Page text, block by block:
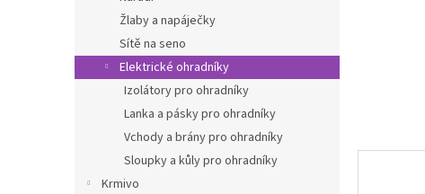
Žlaby a napáječky
Sítě na seno
Elektrické ohradníky
Izolátory pro ohradníky
Lanka a pásky pro ohradníky
Vchody a brány pro ohradníky
Sloupky a kůly pro ohradníky
Krmivo